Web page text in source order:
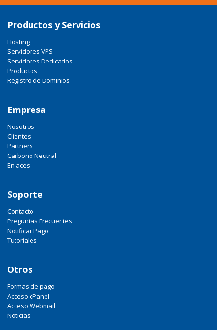
Productos y Servicios
Hosting
Servidores VPS
Servidores Dedicados
Productos
Registro de Dominios
Empresa
Nosotros
Clientes
Partners
Carbono Neutral
Enlaces
Soporte
Contacto
Preguntas Frecuentes
Notificar Pago
Tutoriales
Otros
Formas de pago
Acceso cPanel
Acceso Webmail
Noticias